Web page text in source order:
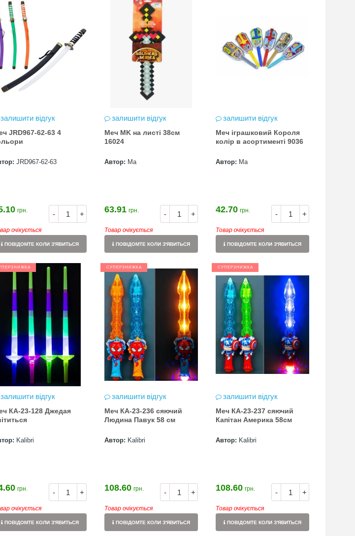
та BMW
автомобіль!
BMW розігрують
залишити відгук
JRD967-62-63 4
JRD967-62-63
- +
грн.
очікується
ПОВІДОМТЕ КОЛИ З'ЯВИТЬСЯ
залишити відгук
Меч MK на листі 38см
16024
Автор: Ма
- +
63.91 грн.
Товар очікується
ПОВІДОМТЕ КОЛИ З'ЯВИТЬСЯ
залишити відгук
Меч іграшковий Короля
колір в асортименті 9036
Автор: Ма
- +
42.70 грн.
Товар очікується
ПОВІДОМТЕ КОЛИ З'ЯВИТЬСЯ
залишити відгук
КА-23-128 Джедая
Kalibri
- +
грн.
очікується
ПОВІДОМТЕ КОЛИ З'ЯВИТЬСЯ
СУПЕРЗНИЖКА
залишити відгук
Меч КА-23-236 сяючий
Людина Павук 58 см
Автор: Kalibri
- +
108.60 грн.
Товар очікується
ПОВІДОМТЕ КОЛИ З'ЯВИТЬСЯ
СУПЕРЗНИЖКА
залишити відгук
Меч КА-23-237 сяючий
Капітан Америка 58см
Автор: Kalibri
- +
108.60 грн.
Товар очікується
ПОВІДОМТЕ КОЛИ З'ЯВИТЬСЯ